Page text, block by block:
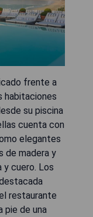
frente a
habitaciones
su piscina
cuenta con
elegantes
de madera y
y cuero. Los
restaurante
pie de una